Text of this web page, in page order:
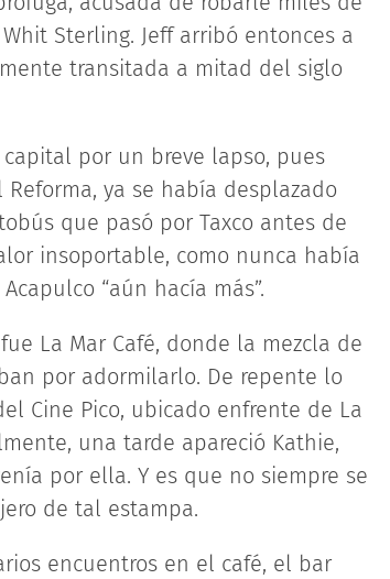
Sterling. Jeff arribó entonces a
transitada a mitad del siglo
por un breve lapso, pues
ya se había desplazado
que pasó por Taxco antes de
insoportable, como nunca había
“aún hacía más”.
La Mar Café, donde la mezcla de
por adormilarlo. De repente lo
Cine Pico, ubicado enfrente de La
una tarde apareció Kathie,
por ella. Y es que no siempre se
de tal estampa.
encuentros en el café, el bar